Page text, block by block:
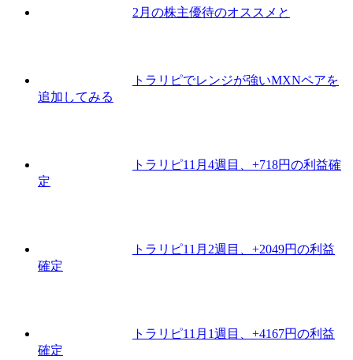
2月の株主優待のオススメと
トラリピでレンジが強いMXNペアを
追加してみる
トラリピ11月4週目、+718円の利益確
定
トラリピ11月2週目、+2049円の利益
確定
トラリピ11月1週目、+4167円の利益
確定